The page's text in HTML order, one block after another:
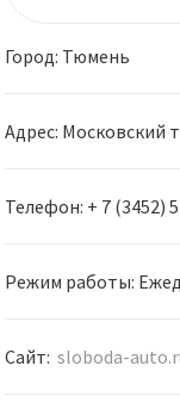
Город: Тюмень
Адрес: Московский
Телефон: + 7 (3452)
Режим работы:
Сайт: sloboda-